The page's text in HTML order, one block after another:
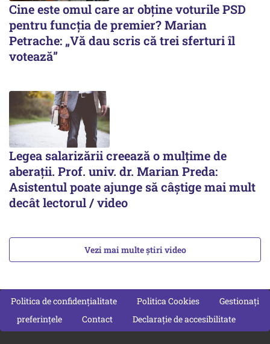
Cine este omul care ar obține voturile PSD
pentru funcția de premier? Marian
Petrache: „Vă dau scris că trei sferturi îl
votează”
Legea salarizării creează o mulțime de
aberații. Prof. univ. dr. Marian Preda:
Asistentul poate ajunge să câștige mai mult
decât lectorul / video
Vezi mai multe știri video
Politica de confidențialitate Politica Cookies
Gestionați
preferințele
Contact Declarație de accesibilitate